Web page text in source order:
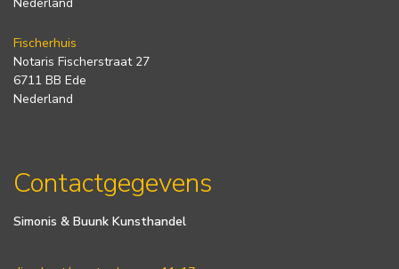
Nederland
Fischerhuis
Notaris Fischerstraat 27
6711 BB Ede
Nederland
Contactgegevens
Simonis & Buunk Kunsthandel